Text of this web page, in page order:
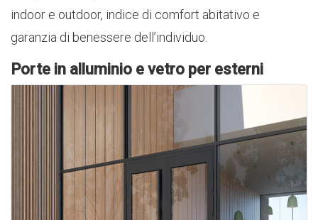
indoor e outdoor, indice di comfort abitativo e
garanzia di benessere dell’individuo.
Porte in alluminio e vetro per esterni